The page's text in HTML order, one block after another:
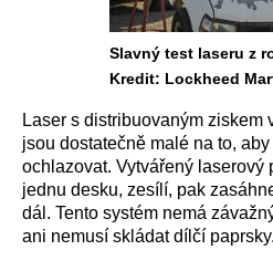
Slavný test laseru z
Kredit: Lockheed
Laser s distribuovaným ziskem
jsou dostatečně malé na to,
ochlazovat. Vytvářený laserový
jednu desku, zesílí, pak
dál. Tento systém nemá
ani nemusí skládat dílčí paprsky.